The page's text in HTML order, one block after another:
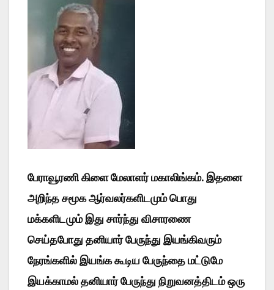
பேராவூரணி கிளை மேலாளர் மகாலிங்கம். இதனை
அறிந்த சமூக ஆர்வலர்களிடமும் பொது
மக்களிடமும் இது சார்ந்து விசாரணை
செய்தபோது தனியார் பேருந்து இயங்கிவரும்
நேரங்களில் இயங்க கூடிய பேருந்தை மட்டுமே
இயக்காமல் தனியார் பேருந்து நிறுவனத்திடம் ஒரு